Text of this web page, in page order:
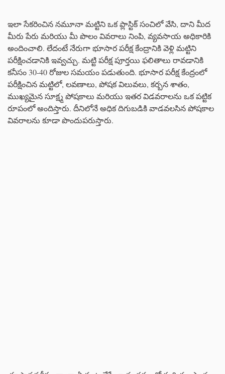
ఇలా సేకరించిన నమూనా మట్టిని ఒక ప్లాస్టిక్ సంచిలో వేసి, దాని మీద
మీరు పేరు మరియు మీ పొలం వివరాలు నింపి, వ్యవసాయ అధికారికి
అందించాలి. లేదంటే నేరుగా భూసార పరీక్ష కేంద్రానికి వెళ్లి మట్టిని
పరీక్షించడానికి ఇవ్వచ్చు. మట్టి పరీక్ష పూర్తయి ఫలితాలు రావడానికి
కనీసం 30-40 రోజుల సమయం పడుతుంది. భూసార పరీక్ష కేంద్రంలో
పరీక్షించిన మట్టిలో, లవణాలు, పోషక విలువలు, కర్బన శాతం,
ముఖ్యమైన సూక్ష్మ పోషకాలు మరియు ఇతర విడవరాలను ఒక పట్టిక
రూపంలో అందిస్తారు. దీనిలోనే అధిక దిగుబడికి వాడవలసిన పోషకాల
వివరాలను కూడా పొందుపరుస్తారు.